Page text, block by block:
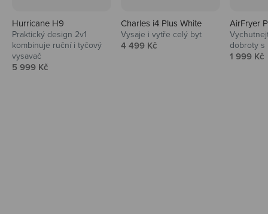
Hurricane H9
Praktický design 2v1
kombinuje ruční i tyčový
vysavač
Prodejní cena
5 999 Kč
Charles i4 Plus White
Vysaje i vytře celý byt
Prodejní cena
4 499 Kč
AirFryer
dobroty s
Prodejní
1 999 Kč
Audio
Niceboy sluchátka a repráky ti padnou
do noty.